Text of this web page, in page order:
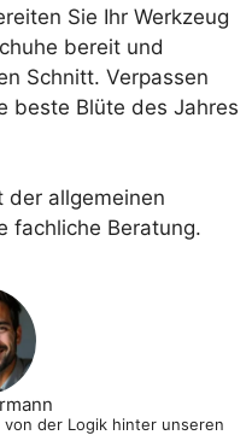
Sie Ihr Werkzeug
bereit und
Schnitt. Verpassen
beste Blüte des Jahres
der allgemeinen
fachliche Beratung.
der Logik hinter unseren